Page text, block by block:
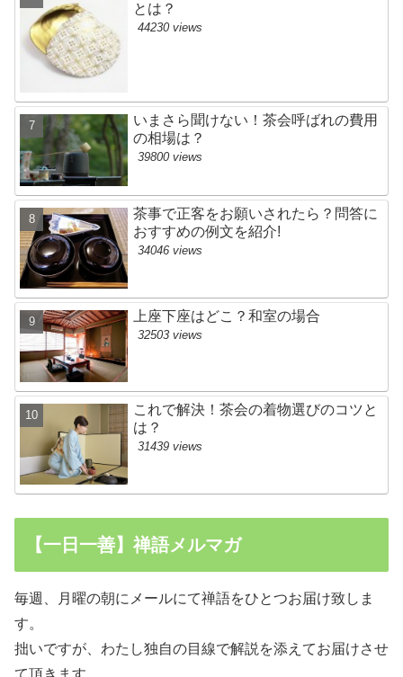
とは？
44230 views
いまさら聞けない！茶会呼ばれの費用
の相場は？
39800 views
茶事で正客をお願いされたら？問答に
おすすめの例文を紹介!
34046 views
上座下座はどこ？和室の場合
32503 views
これで解決！茶会の着物選びのコツと
は？
31439 views
【一日一善】禅語メルマガ
毎週、月曜の朝にメールにて禅語をひとつお届け致しま
す。
拙いですが、わたし独自の目線で解説を添えてお届けさせ